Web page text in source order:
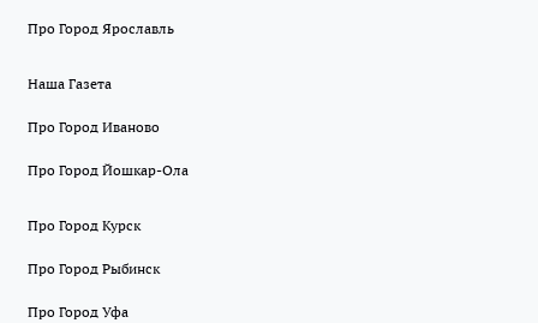
Про Город Ярославль
Наша Газета
Про Город Иваново
Про Город Йошкар-Ола
Про Город Курск
Про Город Рыбинск
Про Город Уфа